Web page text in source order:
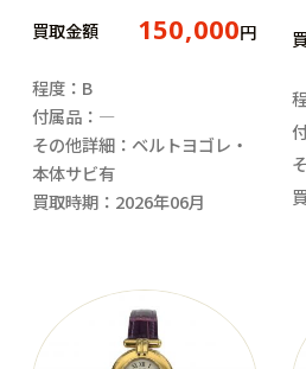
買取金額 150,000円
程度：B
付属品：―
その他詳細：ベルトヨゴレ・
本体サビ有
買取時期：2026年06月